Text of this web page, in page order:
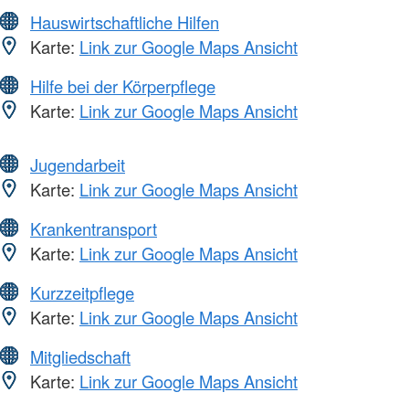
Hauswirtschaftliche Hilfen
Karte: Link zur Google Maps Ansicht
Hilfe bei der Körperpflege
Karte: Link zur Google Maps Ansicht
Jugendarbeit
Karte: Link zur Google Maps Ansicht
Krankentransport
Karte: Link zur Google Maps Ansicht
Kurzzeitpflege
Karte: Link zur Google Maps Ansicht
Mitgliedschaft
Karte: Link zur Google Maps Ansicht